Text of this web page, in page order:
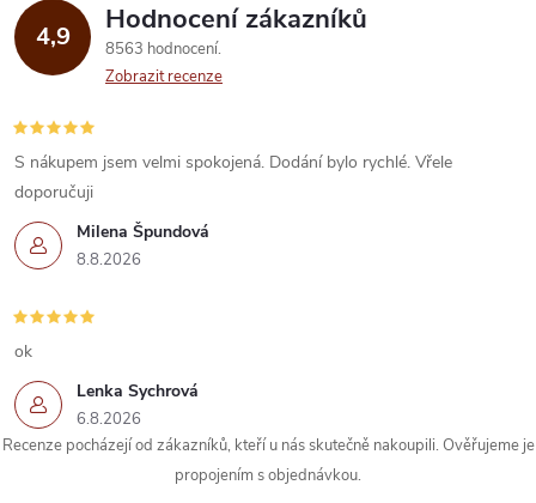
d
a
c
í
p
r
v
k
y
v
4,9 Hodnocení zákazníků
8563 hodnocení
Zobrazit recenze
Milena Špundová
8.8.2026
S nákupem jsem velmi spokojená. Dodání bylo rychlé. Vřele
doporučuji
Lenka Sychrová
6.8.2026
ok
Recenze pocházejí od zákazníků, kteří u nás skutečně nakoupili. Ověřujeme je
propojením s objednávkou.